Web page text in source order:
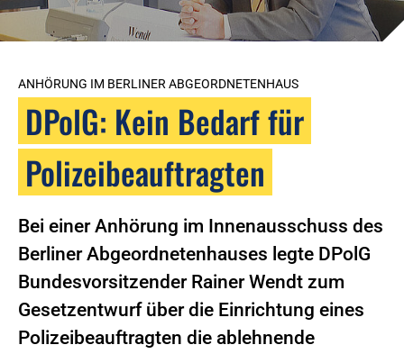
ANHÖRUNG IM BERLINER ABGEORDNETENHAUS
DPolG: Kein Bedarf für
Polizeibeauftragten
Bei einer Anhörung im Innenausschuss des
Berliner Abgeordnetenhauses legte DPolG
Bundesvorsitzender Rainer Wendt zum
Gesetzentwurf über die Einrichtung eines
Polizeibeauftragten die ablehnende